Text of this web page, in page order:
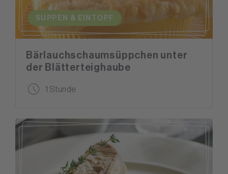
SUPPEN & EINTOPF
Bärlauchschaumsüppchen unter
der Blätterteighaube
1 Stunde